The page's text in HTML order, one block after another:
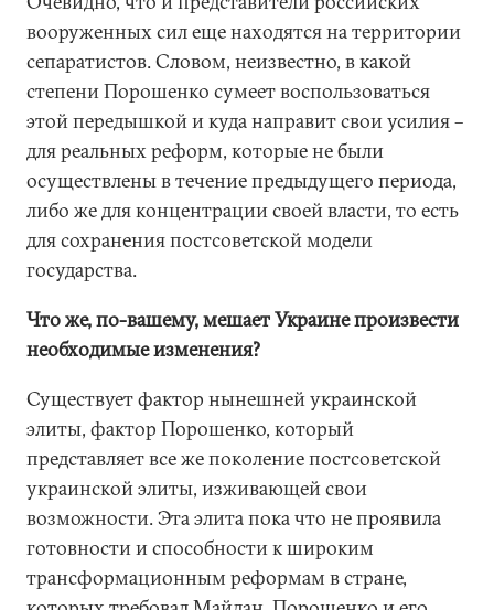
вооруженных сил еще находятся на территории
сепаратистов. Словом, неизвестно, в какой
степени Порошенко сумеет воспользоваться
этой передышкой и куда направит свои усилия –
для реальных реформ, которые не были
осуществлены в течение предыдущего периода,
либо же для концентрации своей власти, то есть
для сохранения постсоветской модели
государства.
Что же, по-вашему, мешает Украине произвести
необходимые изменения?
Существует фактор нынешней украинской
элиты, фактор Порошенко, который
представляет все же поколение постсоветской
украинской элиты, изживающей свои
возможности. Эта элита пока что не проявила
готовности и способности к широким
трансформационным реформам в стране,